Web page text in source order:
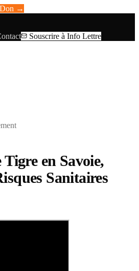
Don →
Souscrire à Info Lettre
en Savoie,
Sanitaires